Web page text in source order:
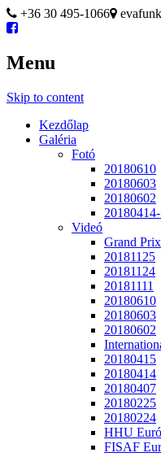
+36 30 495-1066
Ritmuscsapatok Országos
Menu
Skip to content
Kezdőlap
Galéria
Fotó
20180610
20180603
20180602
Videó
Grand
20181125
20181124
20181111
20180610
20180603
20180602
20180415
20180414
20180407
20180225
20180224
HHU
FISAF